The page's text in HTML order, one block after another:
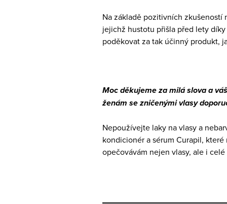
Na základě pozitivních zkušeností
jejichž hustotu přišla před lety
poděkovat za tak účinný produkt,
Moc děkujeme za milá slova a
ženám se zničenými vlasy
Nepoužívejte laky na vlasy a
kondicionér a sérum Curapil,
opečovávám nejen vlasy, ale i